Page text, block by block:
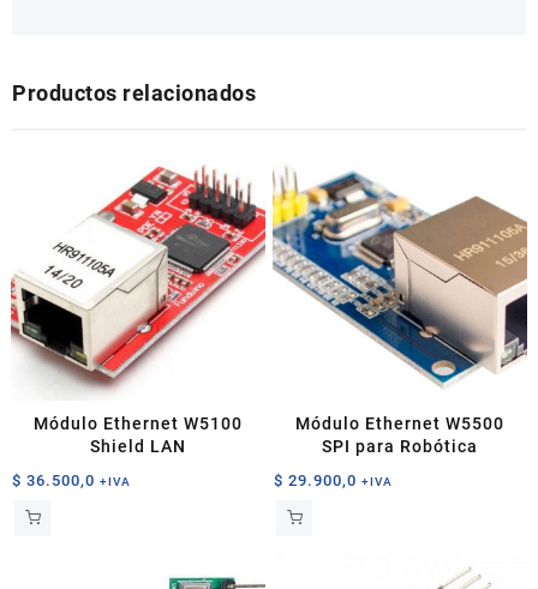
Productos relacionados
Módulo Ethernet W5100
Shield LAN
$ 36.500,0 +IVA
Módulo Ethernet W5500
SPI para Robótica
$ 29.900,0 +IVA